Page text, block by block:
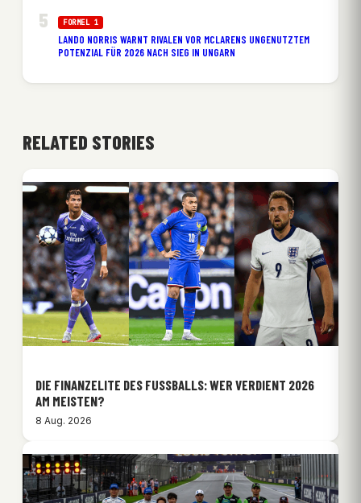
FORMEL 1
LANDO NORRIS WARNT RIVALEN VOR MCLARENS UNGENUTZTEM
POTENZIAL FÜR 2026 NACH SIEG IN UNGARN
RELATED STORIES
DIE FINANZELITE DES FUSSBALLS: WER VERDIENT 2026 A
M MEISTEN?
8 Aug. 2026